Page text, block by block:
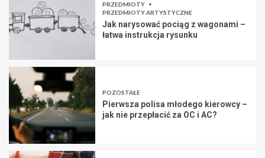
PRZEDMIOTY
PRZEDMIOTY ARTYSTYCZNE
Jak narysować pociąg z wagonami –
łatwa instrukcja rysunku
POZOSTAŁE
Pierwsza polisa młodego kierowcy –
jak nie przepłacić za OC i AC?